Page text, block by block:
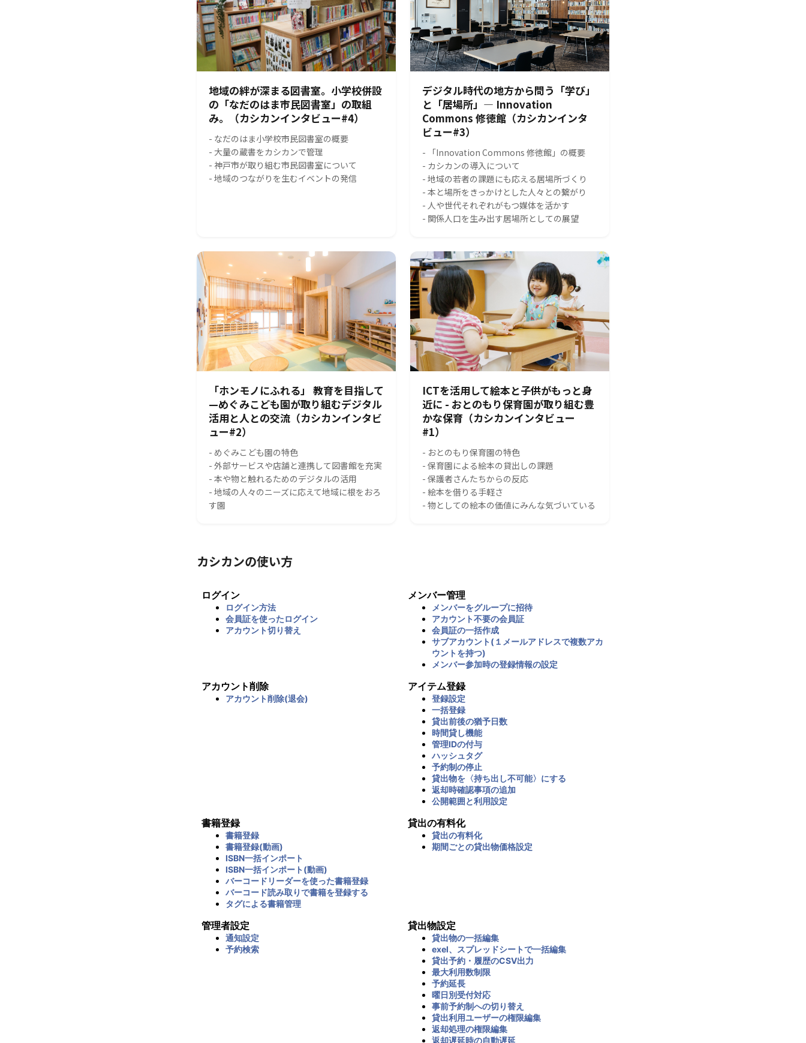
地域の絆が深まる図書室。小学校併設
の「なだのはま市民図書室」の取組
み。（カシカンインタビュー#4）
- なだのはま小学校市民図書室の概要
- 大量の蔵書をカシカンで管理
- 神戸市が取り組む市民図書室について
- 地域のつながりを生むイベントの発信
デジタル時代の地方から問う「学び」
と「居場所」― Innovation
Commons 修徳館（カシカンインタ
ビュー#3）
- 「Innovation Commons 修徳館」の概要
- カシカンの導入について
- 地域の若者の課題にも応える居場所づくり
- 本と場所をきっかけとした人々との繋がり
- 人や世代それぞれがもつ媒体を活かす
- 関係人口を生み出す居場所としての展望
「ホンモノにふれる」 教育を目指して
—めぐみこども園が取り組むデジタル
活用と人との交流（カシカンインタビ
ュー#2）
- めぐみこども園の特色
- 外部サービスや店舗と連携して図書館を充実
- 本や物と触れるためのデジタルの活用
- 地域の人々のニーズに応えて地域に根をおろ
す園
ICTを活用して絵本と子供がもっと身
近に - おとのもり保育園が取り組む豊
かな保育（カシカンインタビュー
#1）
- おとのもり保育園の特色
- 保育園による絵本の貸出しの課題
- 保護者さんたちからの反応
- 絵本を借りる手軽さ
- 物としての絵本の価値にみんな気づいている
カシカンの使い方
ログイン
ログイン方法
会員証を使ったログイン
アカウント切り替え
メンバー管理
メンバーをグループに招待
アカウント不要の会員証
会員証の一括作成
サブアカウント(１メールアドレスで複数アカ
ウントを持つ)
メンバー参加時の登録情報の設定
アカウント削除
アカウント削除(退会)
アイテム登録
登録設定
一括登録
貸出前後の猶予日数
時間貸し機能
管理IDの付与
ハッシュタグ
予約制の停止
貸出物を〈持ち出し不可能〉にする
返却時確認事項の追加
公開範囲と利用設定
書籍登録
書籍登録
書籍登録(動画)
ISBN一括インポート
ISBN一括インポート(動画)
バーコードリーダーを使った書籍登録
バーコード読み取りで書籍を登録する
タグによる書籍管理
貸出の有料化
貸出の有料化
期間ごとの貸出物価格設定
管理者設定
通知設定
予約検索
貸出物設定
貸出物の一括編集
exel、スプレッドシートで一括編集
貸出予約・履歴のCSV出力
最大利用数制限
予約延長
曜日別受付対応
事前予約制への切り替え
貸出利用ユーザーの権限編集
返却処理の権限編集
返却遅延時の自動遅延